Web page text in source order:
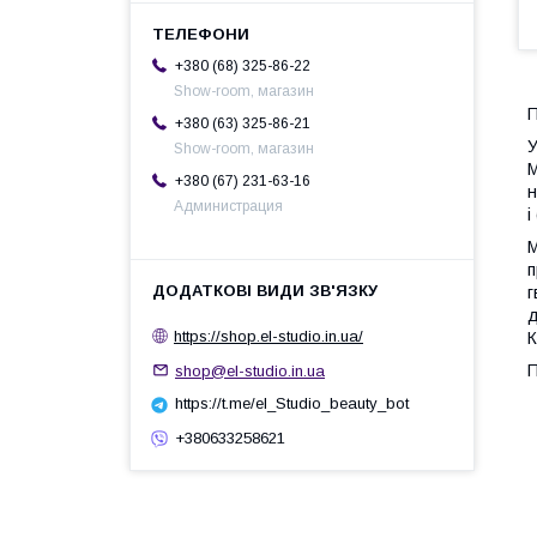
+380 (68) 325-86-22
Show-room, магазин
+380 (63) 325-86-21
Show-room, магазин
+380 (67) 231-63-16
Администрация
https://shop.el-studio.in.ua/
shop@el-studio.in.ua
https://t.me/el_Studio_beauty_bot
+380633258621